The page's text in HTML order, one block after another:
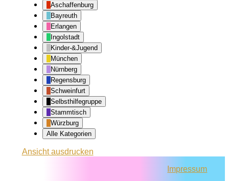
Aschaffenburg
Bayreuth
Erlangen
Ingolstadt
Kinder-&Jugend
München
Nürnberg
Regensburg
Schweinfurt
Selbsthilfegruppe
Stammtisch
Würzburg
Alle Kategorien
Ansichtausdrucken
Impressum